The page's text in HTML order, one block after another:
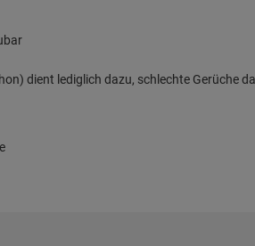
dient lediglich dazu, schlechte Gerüche